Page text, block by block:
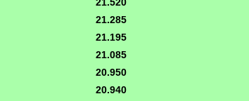
21.285
21.195
21.085
20.950
20.940